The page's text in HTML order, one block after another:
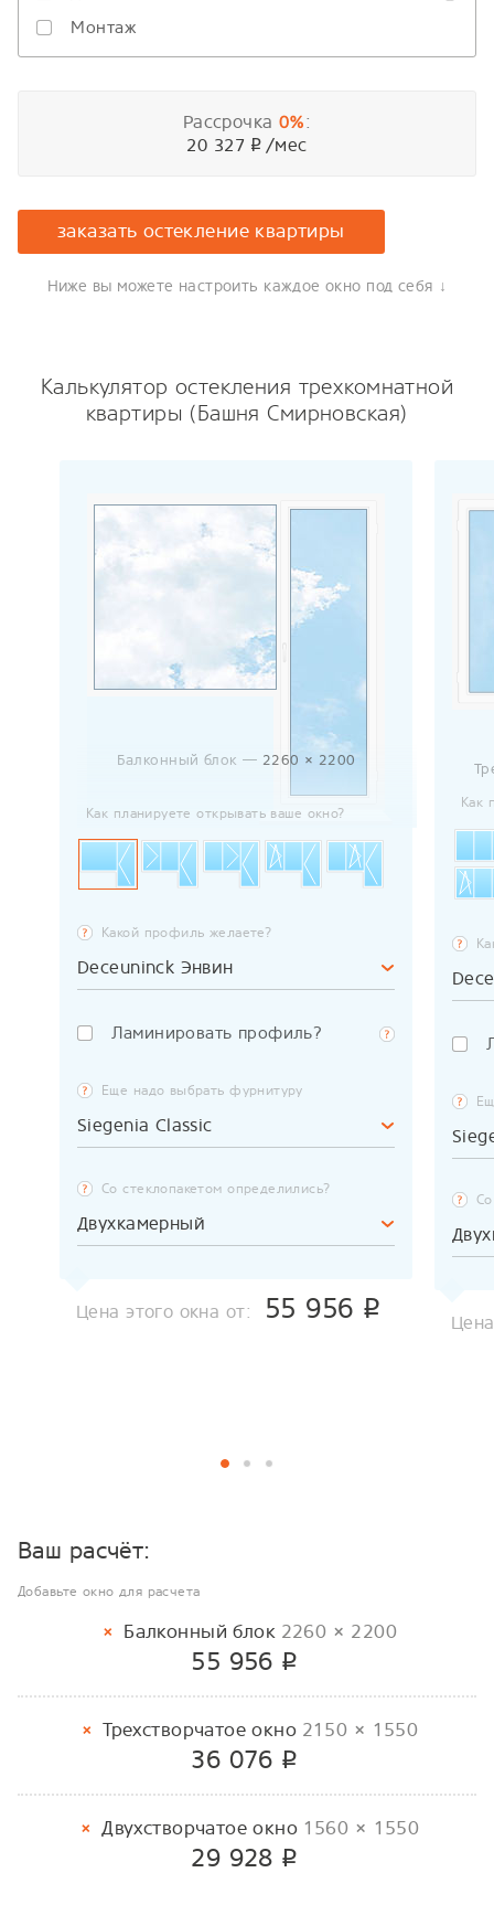
Монтаж
Рассрочка 0%:
20 327 p /мес
заказать остекление квартиры
Ниже вы можете настроить каждое окно под себя ↓
Калькулятор остекления трехкомнатной
квартиры (Башня Смирновская)
Балконный блок — 2260 × 2200
Как планируете открывать ваше окно?
Какой профиль желаете?
Deceuninck Энвин
Ламинировать профиль?
Еще надо выбрать фурнитуру
Siegenia Classic
Со стеклопакетом определились?
Двухкамерный
Цена этого окна от: 55 956 p
Как
Ваш расчёт:
Добавьте окно для расчета
Балконный блок 2260 × 2200
55 956 p
Трехстворчатое окно 2150 × 1550
36 076 p
Двухстворчатое окно 1560 × 1550
29 928 p